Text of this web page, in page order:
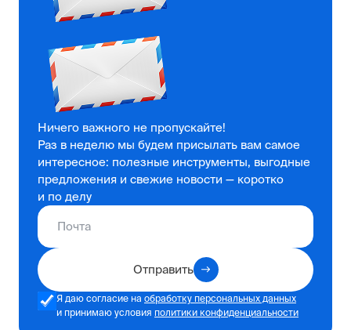
Ничего важного не пропускайте!
Раз в неделю мы будем присылать вам самое
интересное: полезные инструменты, выгодные
предложения и свежие новости — коротко
и по делу
Отправить
Я даю согласие на обработку персональных данных
и принимаю условия политики конфиденциальности